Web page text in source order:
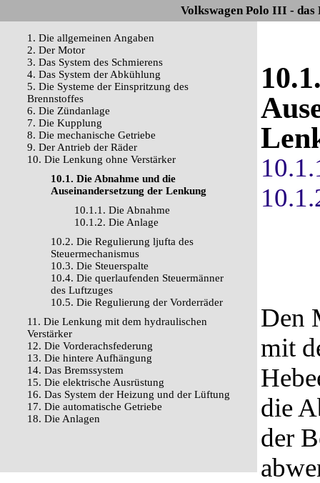
Volkswagen Polo III - das
1. Die allgemeinen Angaben
2. Der Motor
3. Das System des Schmierens
4. Das System der Abkühlung
5. Die Systeme der Einspritzung des
Brennstoffes
6. Die Zündanlage
7. Die Kupplung
8. Die mechanische Getriebe
9. Der Antrieb der Räder
10. Die Lenkung ohne Verstärker
10.1. Die Abnahme und die
Auseinandersetzung der Lenkung
10.1.1. Die Abnahme
10.1.2. Die Anlage
10.2. Die Regulierung ljufta des
Steuermechanismus
10.3. Die Steuerspalte
10.4. Die querlaufenden Steuermänner
des Luftzuges
10.5. Die Regulierung der Vorderräder
11. Die Lenkung mit dem hydraulischen
Verstärker
12. Die Vorderachsfederung
13. Die hintere Aufhängung
14. Das Bremssystem
15. Die elektrische Ausrüstung
16. Das System der Heizung und der Lüftung
17. Die automatische Getriebe
18. Die Anlagen
Den
mit
die
der